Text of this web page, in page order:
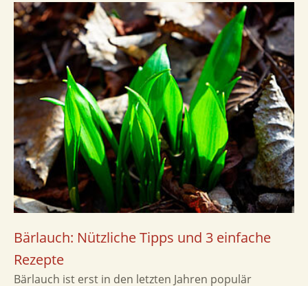
Bärlauch: Nützliche Tipps und 3 einfache
Rezepte
Bärlauch ist erst in den letzten Jahren populär